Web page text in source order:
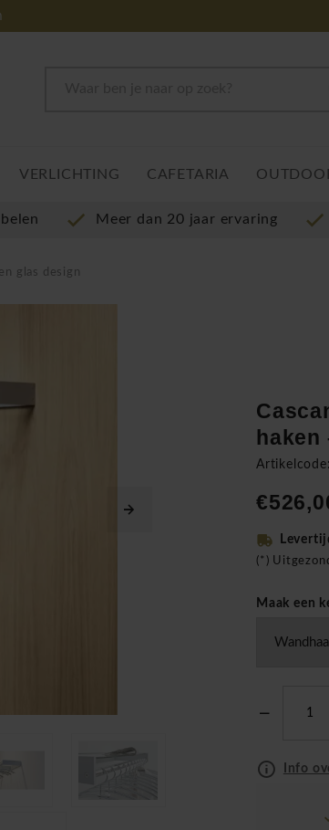
VERLICHTING CAFETARIA
Meer dan 20 jaar ervaring
glas design
haken
(*)
Maak een
Info